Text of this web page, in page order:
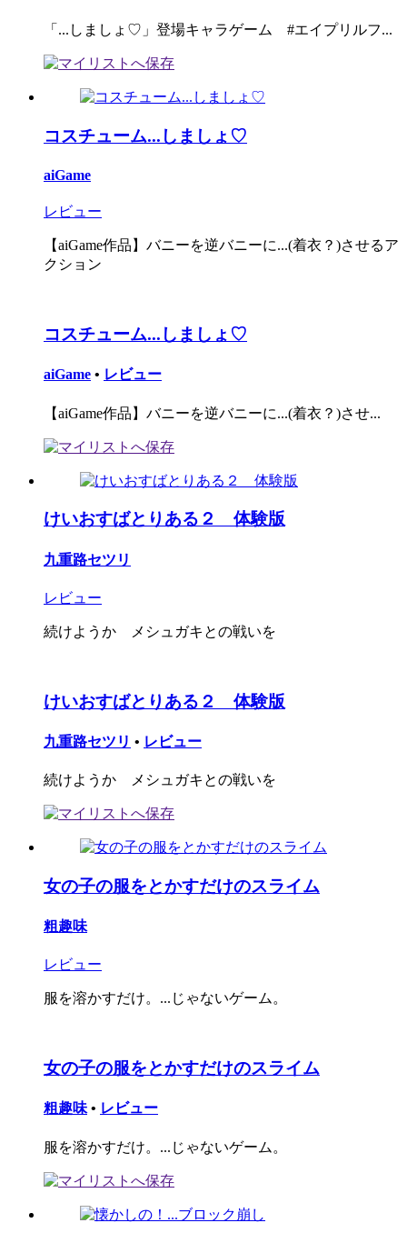
「...しましょ♡」登場キャラゲーム #エイプリルフ...
コスチューム...しましょ♡
aiGame
レビュー
【aiGame作品】バニーを逆バニーに...(着衣？)させるア
クション
コスチューム...しましょ♡
aiGame • レビュー
【aiGame作品】バニーを逆バニーに...(着衣？)させ...
けいおすばとりある２ 体験版
九重路セツリ
レビュー
続けようか メシュガキとの戦いを
けいおすばとりある２ 体験版
九重路セツリ • レビュー
続けようか メシュガキとの戦いを
女の子の服をとかすだけのスライム
粗趣味
レビュー
服を溶かすだけ。...じゃないゲーム。
女の子の服をとかすだけのスライム
粗趣味 • レビュー
服を溶かすだけ。...じゃないゲーム。